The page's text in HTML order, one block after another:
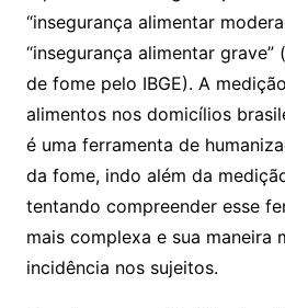
“insegurança alimentar
“insegurança alimentar
de fome pelo IBGE). A
alimentos nos domicílios
é uma ferramenta de
da fome, indo além da
tentando compreender esse
mais complexa e sua maneira
incidência nos sujeitos.